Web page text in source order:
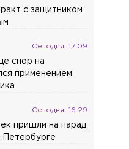
с защитником
Сегодня, 17:09
спор на
применением
Сегодня, 16:29
пришли на парад
Петербурге